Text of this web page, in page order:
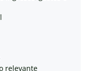
relevante